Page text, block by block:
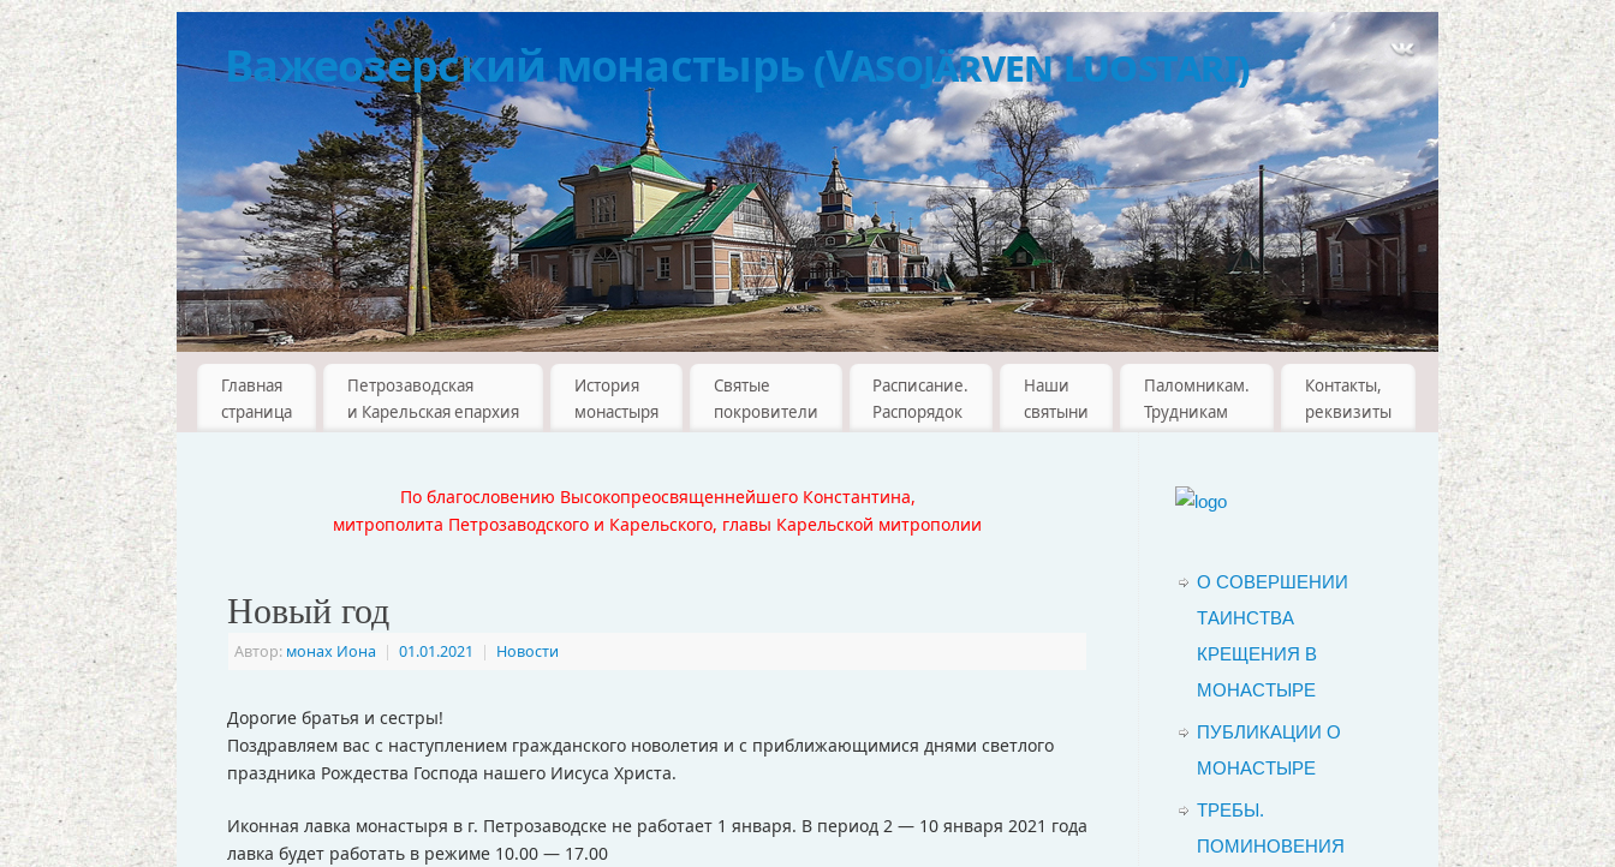
Важеозерский монастырь (Vasojärven luostari)
Главная
страница
Петрозаводская
и Карельская епархия
История
монастыря
Святые
покровители
Расписание.
Распорядок
Наши
святыни
Паломникам.
Трудникам
Контакты,
реквизиты
По благословению Высокопреосвященнейшего Константина,
митрополита Петрозаводского и Карельского, главы Карельской митрополии
Новый год
Автор: монах Иона | 01.01.2021 | Новости
Дорогие братья и сестры!
Поздравляем вас с наступлением гражданского новолетия и с приближающимися днями светлого
праздника Рождества Господа нашего Иисуса Христа.
Иконная лавка монастыря в г. Петрозаводске не работает 1 января. В период 2 — 10 января 2021 года
лавка будет работать в режиме 10.00 — 17.00
О СОВЕРШЕНИИ
ТАИНСТВА
КРЕЩЕНИЯ В
МОНАСТЫРЕ
ПУБЛИКАЦИИ О
МОНАСТЫРЕ
ТРЕБЫ.
ПОМИНОВЕНИЯ